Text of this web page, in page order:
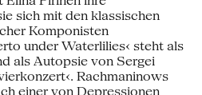
sich mit den klassischen
Komponisten
under Waterlilies‹ steht als
als Autopsie von Sergei
Rachmaninows
einer von Depressionen